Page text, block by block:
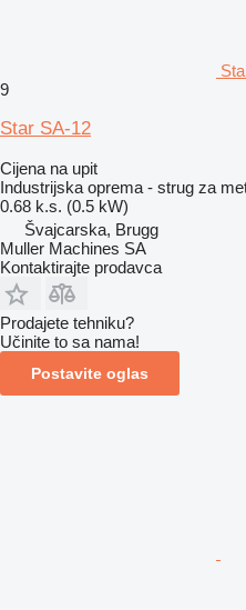
9
Star SA-12
Cijena na upit
Industrijska oprema - strug za
0.68 k.s. (0.5 kW)
Švајcarska, Brugg
Muller Machines SA
Kontaktirajte prodavca
Prodajete tehniku?
Učinite to sa nama!
Postavite oglas